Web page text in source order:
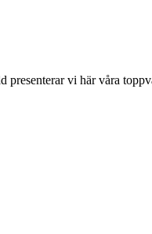
presenterar vi här våra